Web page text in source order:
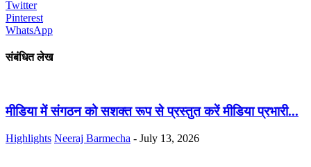
Twitter
Pinterest
WhatsApp
संबंधित लेख
मीडिया में संगठन को सशक्त रूप से प्रस्तुत करें मीडिया प्रभारी...
Highlights Neeraj Barmecha - July 13, 2026